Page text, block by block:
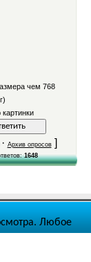
чем 768
Архив опросов]
1648
Любое